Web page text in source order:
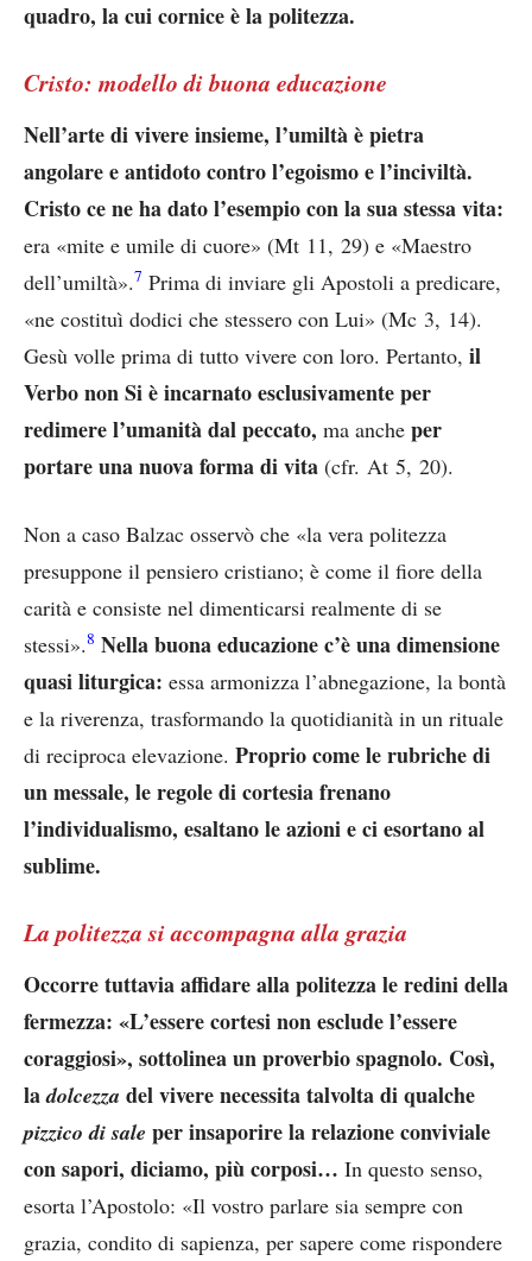
quadro, la cui cornice è la politezza.
Cristo: modello di buona educazione
Nell’arte di vivere insieme, l’umiltà è pietra
angolare e antidoto contro l’egoismo e l’inciviltà.
Cristo ce ne ha dato l’esempio con la sua stessa vita:
era «mite e umile di cuore» (Mt 11, 29) e «Maestro
dell’umiltà».7 Prima di inviare gli Apostoli a predicare,
«ne costituì dodici che stessero con Lui» (Mc 3, 14).
Gesù volle prima di tutto vivere con loro. Pertanto, il
Verbo non Si è incarnato esclusivamente per
redimere l’umanità dal peccato, ma anche per
portare una nuova forma di vita (cfr. At 5, 20).
Non a caso Balzac osservò che «la vera politezza
presuppone il pensiero cristiano; è come il fiore della
carità e consiste nel dimenticarsi realmente di se
stessi».8 Nella buona educazione c’è una dimensione
quasi liturgica: essa armonizza l’abnegazione, la bontà
e la riverenza, trasformando la quotidianità in un rituale
di reciproca elevazione. Proprio come le rubriche di
un messale, le regole di cortesia frenano
l’individualismo, esaltano le azioni e ci esortano al
sublime.
La politezza si accompagna alla grazia
Occorre tuttavia affidare alla politezza le redini della
fermezza: «L’essere cortesi non esclude l’essere
coraggiosi», sottolinea un proverbio spagnolo. Così,
ladolcezza del vivere necessita talvolta di qualche
pizzico di sale per insaporire la relazione conviviale
con sapori, diciamo, più corposi… In questo senso,
esorta l’Apostolo: «Il vostro parlare sia sempre con
grazia, condito di sapienza, per sapere come rispondere